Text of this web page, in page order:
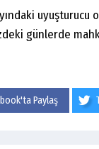
uyuşturucu
günlerde
Paylaş